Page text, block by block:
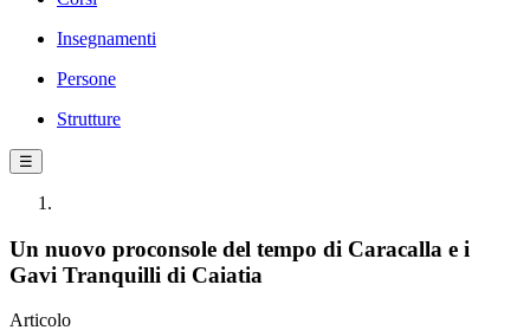
Insegnamenti
Persone
Strutture
☰
Un nuovo proconsole del tempo di Caracalla e i
Gavi Tranquilli di Caiatia
Articolo